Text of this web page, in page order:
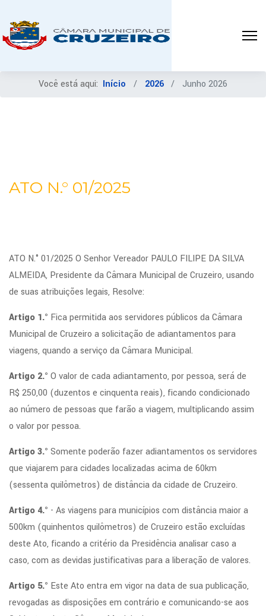
Você está aqui: Início 2026 Junho 2026
ATO N.° 01/2025
ATO N.° 01/2025 O Senhor Vereador PAULO FILIPE DA SILVA
ALMEIDA, Presidente da Câmara Municipal de Cruzeiro, usando
de suas atribuições legais, Resolve:
Artigo 1.° Fica permitida aos servidores públicos da Câmara
Municipal de Cruzeiro a solicitação de adiantamentos para
viagens, quando a serviço da Câmara Municipal.
Artigo 2.° O valor de cada adiantamento, por pessoa, será de
R$ 250,00 (duzentos e cinquenta reais), ficando condicionado
ao número de pessoas que farão a viagem, multiplicando assim
o valor por pessoa.
Artigo 3.° Somente poderão fazer adiantamentos os servidores
que viajarem para cidades localizadas acima de 60km
(sessenta quilômetros) de distância da cidade de Cruzeiro.
Artigo 4.° - As viagens para municípios com distância maior a
500km (quinhentos quilômetros) de Cruzeiro estão excluídas
deste Ato, ficando a critério da Presidência analisar caso a
caso, com as devidas justificativas para a liberação de valores.
Artigo 5.° Este Ato entra em vigor na data de sua publicação,
revogadas as disposições em contrário e comunicando-se aos